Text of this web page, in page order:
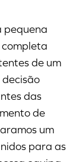
pequena
de um
das
de
um
para as